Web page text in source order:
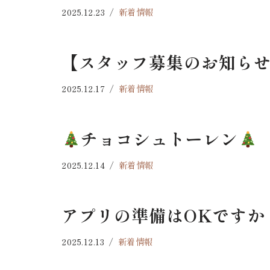
2025.12.23 新着情報
【スタッフ募集のお知ら
2025.12.17 新着情報
チョコシュトーレン
2025.12.14 新着情報
アプリの準備はOKですか
2025.12.13 新着情報